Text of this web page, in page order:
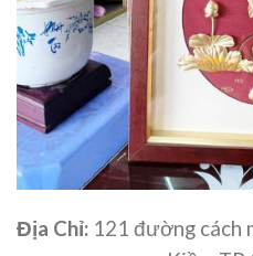
Địa Chỉ: 121 đường cách